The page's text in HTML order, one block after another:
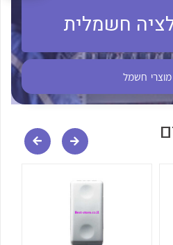
לכל מוצרי היצרן
לכל מוצרי היצרן
חשמלית
חשמל